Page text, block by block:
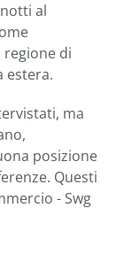
al
regione di
estera.
ma
posizione
Questi
- Swg